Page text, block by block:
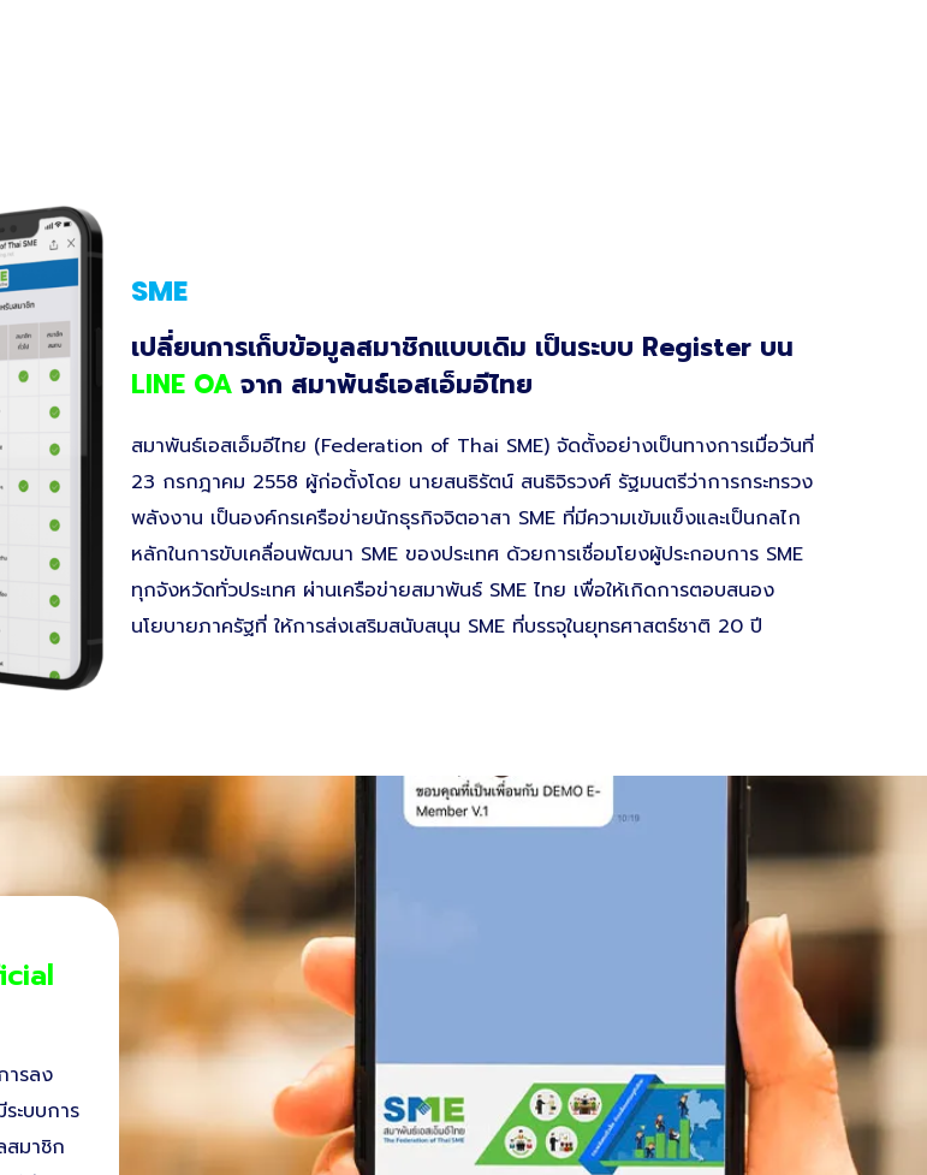
SME
เปลี่ยนการเก็บข้อมูลสมาชิกแบบเดิม เป็นระบบ Register บน
LINE OA จาก สมาพันธ์เอสเอ็มอีไทย
สมาพันธ์เอสเอ็มอีไทย (Federation of Thai SME) จัดตั้งอย่างเป็นทางการเมื่อวันที่
23 กรกฎาคม 2558 ผู้ก่อตั้งโดย นายสนธิรัตน์ สนธิจิรวงศ์ รัฐมนตรีว่าการกระทรวง
พลังงาน เป็นองค์กรเครือข่ายนักธุรกิจจิตอาสา SME ที่มีความเข้มแข็งและเป็นกลไก
หลักในการขับเคลื่อนพัฒนา SME ของประเทศ ด้วยการเชื่อมโยงผู้ประกอบการ SME
ทุกจังหวัดทั่วประเทศ ผ่านเครือข่ายสมาพันธ์ SME ไทย เพื่อให้เกิดการตอบสนอง
นโยบายภาครัฐที่ ให้การส่งเสริมสนับสนุน SME ที่บรรจุในยุทธศาสตร์ชาติ 20 ปี
ารลง
ะบบการ
สมาชิก